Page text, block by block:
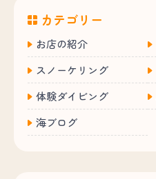
カテゴリー
お店の紹介
スノーケリング
体験ダイビング
海ブログ